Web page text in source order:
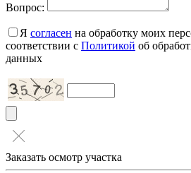
Вопрос:
Я согласен на обработку моих
соответствии с Политикой об
данных
Заказать осмотр участка